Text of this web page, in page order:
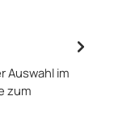
Auswahl im
zum